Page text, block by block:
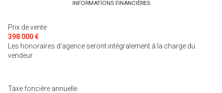
cuisine américaine
Chauffage central : radiateur (gaz)
1 parking(s)
INFORMATIONS FINANCIÈRES
Prix de vente
398 000 €
Les honoraires d'agence seront intégralement à la charge du
vendeur
Taxe foncière annuelle